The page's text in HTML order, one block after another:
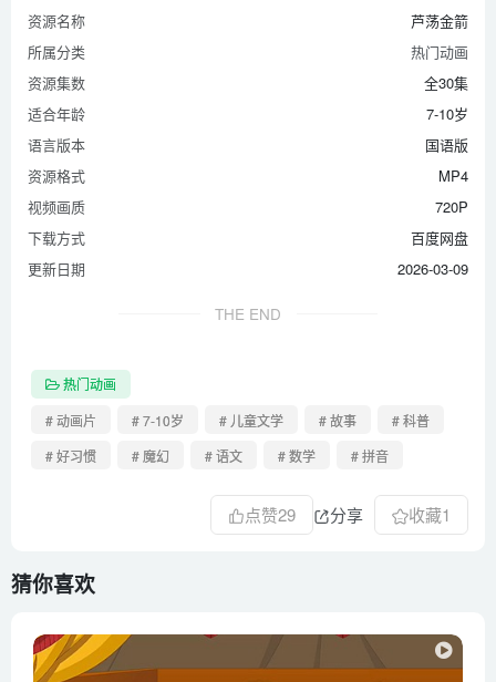
资源名称
芦荡金箭
所属分类
热门动画
资源集数
全30集
适合年龄
7-10岁
语言版本
国语版
资源格式
MP4
视频画质
720P
下载方式
百度网盘
更新日期
2026-03-09
THE END
热门动画
# 动画片
# 7-10岁 # 儿童文学 # 故事
# 科普
# 好习惯
# 魔幻 # 语文 # 数学 # 拼音
点赞29 分享 收藏1
猜你喜欢